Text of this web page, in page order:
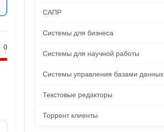
0
САПР
Системы для бизнеса
Системы для научной работы
Системы управления базами данных
Текстовые редакторы
Торрент клиенты